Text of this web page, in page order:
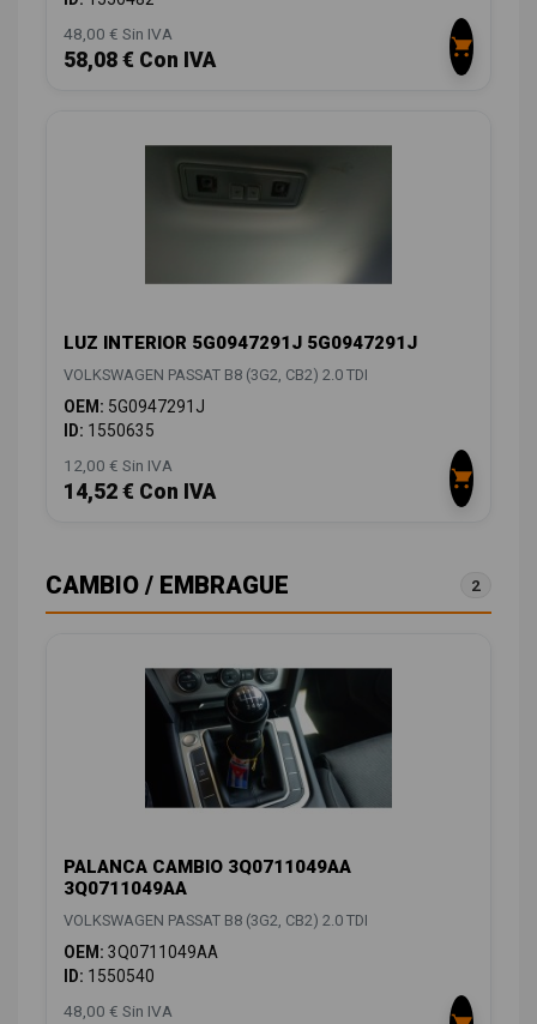
48,00 € Sin IVA
58,08 € Con IVA
LUZ INTERIOR 5G0947291J 5G0947291J
VOLKSWAGEN PASSAT B8 (3G2, CB2) 2.0 TDI
OEM: 5G0947291J
ID: 1550635
12,00 € Sin IVA
14,52 € Con IVA
CAMBIO / EMBRAGUE 2
PALANCA CAMBIO 3Q0711049AA
3Q0711049AA
VOLKSWAGEN PASSAT B8 (3G2, CB2) 2.0 TDI
OEM: 3Q0711049AA
ID: 1550540
48,00 € Sin IVA